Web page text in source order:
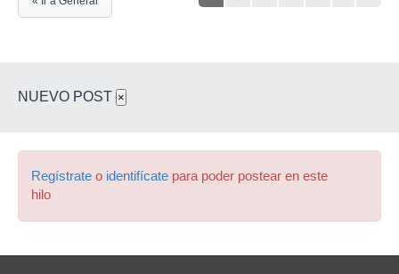
NUEVO POST ×
Regístrate o identifícate para poder postear en este
hilo